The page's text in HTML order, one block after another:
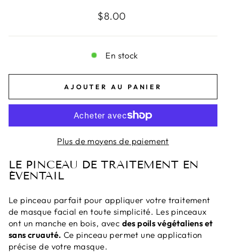
Prix
$8.00
En stock
AJOUTER AU PANIER
Plus de moyens de paiement
LE PINCEAU DE TRAITEMENT EN
ÉVENTAIL
Le pinceau parfait pour appliquer votre traitement
de masque facial en toute simplicité. Les pinceaux
ont un manche en bois, avec des poils végétaliens et
sans cruauté. Ce pinceau permet une application
précise de votre masque.